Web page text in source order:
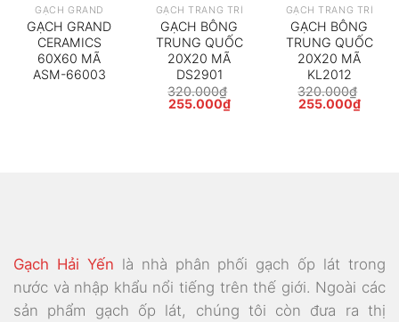
GẠCH GRAND
GẠCH GRAND
CERAMICS
60X60 MÃ
ASM-66003
GẠCH TRANG TRÍ
GẠCH BÔNG
TRUNG QUỐC
20X20 MÃ
DS2901
320.000₫
Giá
255.000₫Giá
hiện
GẠCH TRANG TRÍ
GẠCH BÔNG
TRUNG QUỐC
20X20 MÃ
KL2012
320.000₫
Giá
255.000₫Giá
hiện
Gạch Hải Yến là nhà phân phối gạch ốp lát trong
nước và nhập khẩu nổi tiếng trên thế giới. Ngoài các
sản phẩm gạch ốp lát, chúng tôi còn đưa ra thị